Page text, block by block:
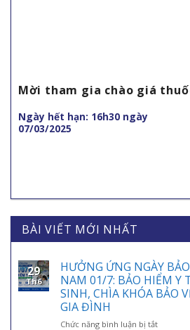
Mời tham gia chào giá
Ngày hết hạn: 16h30 ngày
07/03/2025
BÀI VIẾT MỚI NHẤT
29
Th6
HƯỞNG ỨNG NGÀY
NAM 01/7: BẢO HIỂM Y
SINH, CHÌA KHÓA BẢO
GIA ĐÌNH
Chức năng bình luận bị tắtở